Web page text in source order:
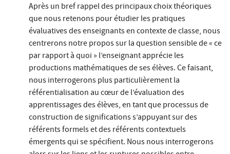
Après un bref rappel des principaux choix théoriques
que nous retenons pour étudier les pratiques
évaluatives des enseignants en contexte de classe, nous
centrerons notre propos sur la question sensible de « ce
par rapport à quoi » l’enseignant apprécie les
productions mathématiques de ses élèves. Ce faisant,
nous interrogerons plus particulièrement la
référentialisation au cœur de l’évaluation des
apprentissages des élèves, en tant que processus de
construction de significations s’appuyant sur des
référents formels et des référents contextuels
émergents qui se spécifient. Nous nous interrogerons